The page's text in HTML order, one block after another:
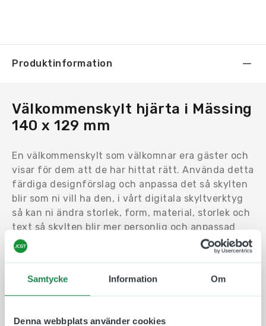
Samtycke Information Om
Denna webbplats använder cookies
Produktinformation
Välkommenskylt hjärta i Mässing
140 x 129 mm
En välkommenskylt som välkomnar era gäster och
visar för dem att de har hittat rätt. Använda detta
färdiga designförslag och anpassa det så skylten
blir som ni vill ha den, i vårt digitala skyltverktyg
så kan ni ändra storlek, form, material, storlek och
text så skylten blir mer personlig och anpassad
efter er smak.
Välkommenskylt hjärta i Mässing 140 x 129 mm
som välkomnar era gäster med formen av ett
hjärta. Enkel montering och lång hållbarhet.